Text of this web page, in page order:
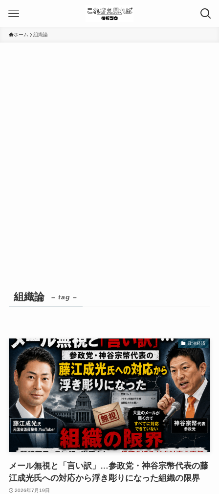
ホーム 組織論
組織論 – tag –
政治経済
メール無視と「言い訳」…参政党・神谷宗幣代表の藤
江成光氏への対応から浮き彫りになった組織の限界
2026年7月19日